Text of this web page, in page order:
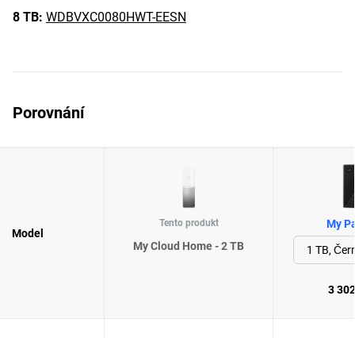
8 TB: WDBVXC0080HWT-EESN
Porovnání
Model
Tento produkt
My Cloud Home - 2 TB
My
3